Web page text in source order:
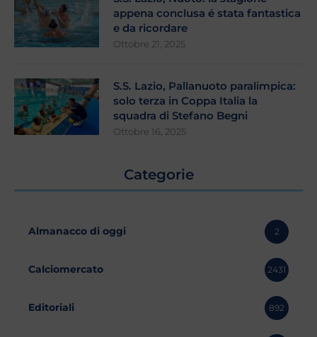
appena conclusa é stata fantastica
e da ricordare
Ottobre 21, 2025
S.S. Lazio, Pallanuoto paralimpica:
solo terza in Coppa Italia la
squadra di Stefano Begni
Ottobre 16, 2025
Categorie
Almanacco di oggi 2
Calciomercato 2431
Editoriali 892